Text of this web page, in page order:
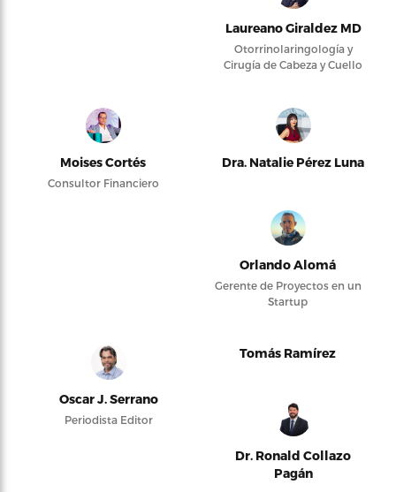
Laureano Giraldez MD
Otorrinolaringología y
Cirugía de Cabeza y Cuello
Moises Cortés
Consultor Financiero
Dra. Natalie Pérez Luna
Orlando Alomá
Gerente de Proyectos en un
Startup
Oscar J. Serrano
Periodista Editor
Tomás Ramírez
Dr. Ronald Collazo
Pagán